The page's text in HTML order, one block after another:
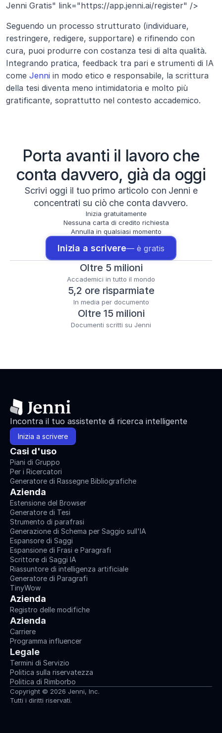
Jenni Gratis" link="https://app.jenni.ai/register" />
Seguendo un processo strutturato (individuare,
restringere, redigere, supportare) e rifinendo con
cura, puoi produrre con costanza tesi di alta qualità.
Integrando pratica, feedback tra pari e strumenti di IA
come Jenni in modo etico e responsabile, la scrittura
della tesi diventa meno intimidatoria e molto più
gratificante, soprattutto nel contesto accademico.
Porta avanti il lavoro che
conta davvero, già da oggi
Scrivi oggi il tuo primo articolo con Jenni e
concentrati su ciò che conta davvero.
Inizia gratuitamente
Nessuna carta di credito richiesta
Annulla in qualsiasi momento
Inizia a scrivere— è gratis
Oltre 5 milioni
Accademici in tutto il mondo
5,2 ore risparmiate
In media per documento
Oltre 15 milioni
Documenti scritti su Jenni
Incontra il tuo assistente di ricerca intelligente
Inizia a scrivere
Casi d'uso
Piani di Gruppo
Per i Ricercatori
Generatore di Rassegne Bibliografiche
Azienda
Estensione del Browser
Generatore di Tesi
Strumento di parafrasi
Generazione di Schema per Saggio sull'IA
Espansore di Saggi
Espansione di Frasi e Paragrafi
Scrittore di Saggi IA
Riassuntore di intelligenza artificiale
Generatore di Paragrafi
TinyWow
Azienda
Registro delle modifiche
Azienda
Carriere
Programma influencer
Legale
Termini di Servizio
Politica sulla riservatezza
Politica di Rimborbo
Copyright © 2026 Jenni, Inc.
Tutti i diritti riservati.